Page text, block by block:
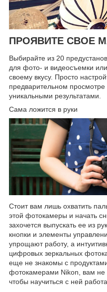
ПРОЯВИТЕ СВОЕ
Выбирайте из 20
для фото- и видеосъемки
своему вкусу. Просто
предварительном
уникальными результатами.
Сама ложится в руки
Стоит вам лишь охватить
этой фотокамеры и начать
захочется выпускать ее из
кнопки и элементы
упрощают работу, а
цифровых зеркальных
еще не знакомы с
фотокамерами Nikon, вам не
чтобы научиться с ней